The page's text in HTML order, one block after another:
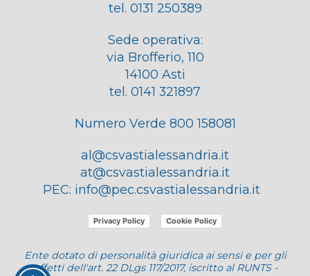
tel. 0131 250389
Sede operativa:
via Brofferio, 110
14100 Asti
tel. 0141 321897
Numero Verde 800 158081
al@csvastialessandria.it
at@csvastialessandria.it
PEC: info@pec.csvastialessandria.it
Privacy Policy Cookie Policy
Ente dotato di personalità giuridica ai sensi e per gli
effetti dell'art. 22 DLgs 117/2017, iscritto al RUNTS -